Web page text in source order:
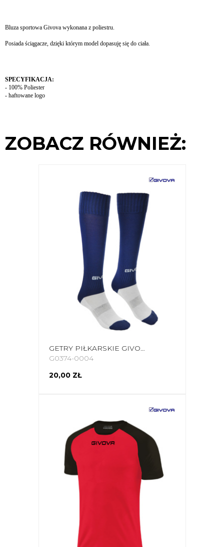
Bluza sportowa Givova wykonana z poliestru.
Posiada ściągacze, dzięki którym model dopasuję się do ciała.
SPECYFIKACJA:
- 100% Poliester
- haftowane logo
ZOBACZ RÓWNIEŻ:
GETRY PIŁKARSKIE GIVOVA CALCIO GRANATOWE C001 0004
G0374-0004
20,00 ZŁ